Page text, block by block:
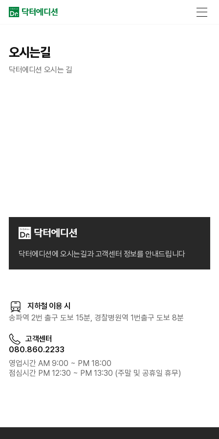
오시는길
닥터에디션 오시는 길
닥터에디션에 오시는길과고객센터 정보를 안내드립니다
지하철 이용 시
송파역 2번 출구 도보 15분, 경찰병원역 1번출구 도보 8분
고객센터
080.860.2233
영업시간 AM 9:00 ~ PM 18:00
점심시간 PM 12:30 ~ PM 13:30 (주말 및 공휴일 휴무)